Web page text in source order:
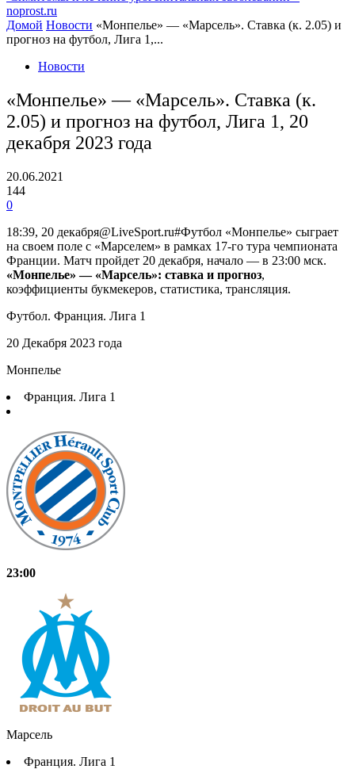
noprost.ru
Домой Новости «Монпелье» — «Марсель». Ставка (к. 2.05) и
прогноз на футбол, Лига 1,...
Новости
«Монпелье» — «Марсель». Ставка (к.
2.05) и прогноз на футбол, Лига 1, 20
декабря 2023 года
20.06.2021
144
0
18:39, 20 декабря@LiveSport.ru#Футбол «Монпелье» сыграет
на своем поле с «Марселем» в рамках 17-го тура чемпионата
Франции. Матч пройдет 20 декабря, начало — в 23:00 мск.
«Монпелье» — «Марсель»: ставка и прогноз,
коэффициенты букмекеров, статистика, трансляция.
Футбол. Франция. Лига 1
20 Декабря 2023 года
Монпелье
Франция. Лига 1
23:00
Марсель
Франция. Лига 1